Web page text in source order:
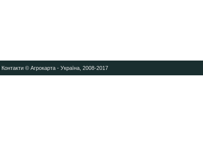
Контакти© Агрокарта - Україна, 2008-2017